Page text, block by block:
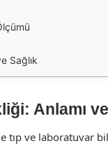
Sağlık
Anlamı
tıp ve laboratuvar